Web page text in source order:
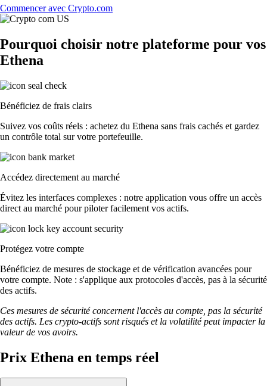
Commencer avec Crypto.com
Pourquoi choisir notre plateforme pour vos
Ethena
Bénéficiez de frais clairs
Suivez vos coûts réels : achetez du Ethena sans frais cachés et gardez
un contrôle total sur votre portefeuille.
Accédez directement au marché
Évitez les interfaces complexes : notre application vous offre un accès
direct au marché pour piloter facilement vos actifs.
Protégez votre compte
Bénéficiez de mesures de stockage et de vérification avancées pour
votre compte. Note : s'applique aux protocoles d'accès, pas à la sécurité
des actifs.
Ces mesures de sécurité concernent l'accès au compte, pas la sécurité
des actifs. Les crypto-actifs sont risqués et la volatilité peut impacter la
valeur de vos avoirs.
Prix Ethena en temps réel